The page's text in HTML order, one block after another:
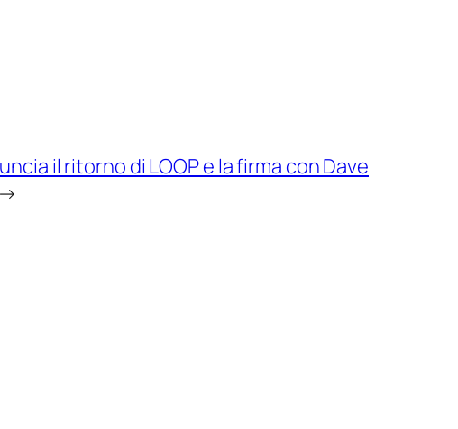
il ritorno di LOOP e la firma con Dave
→